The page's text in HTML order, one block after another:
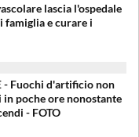
lascia l'ospedale
famiglia e curare i
- Fuochi d'artificio non
poche ore nonostante
- FOTO